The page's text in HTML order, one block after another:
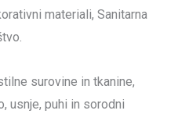
materiali, Sanitarna
surovine in tkanine,
usnje, puhi in sorodni